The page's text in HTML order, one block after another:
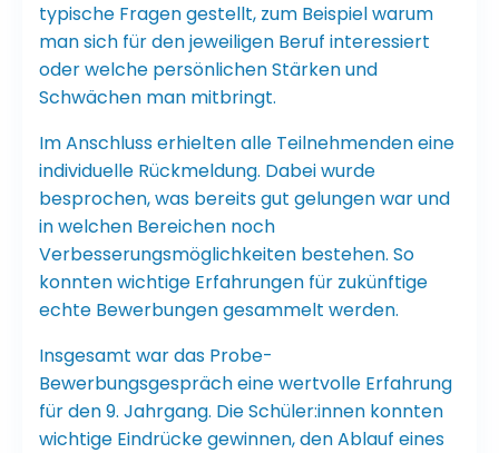
typische Fragen gestellt, zum Beispiel warum
man sich für den jeweiligen Beruf interessiert
oder welche persönlichen Stärken und
Schwächen man mitbringt.
Im Anschluss erhielten alle Teilnehmenden eine
individuelle Rückmeldung. Dabei wurde
besprochen, was bereits gut gelungen war und
in welchen Bereichen noch
Verbesserungsmöglichkeiten bestehen. So
konnten wichtige Erfahrungen für zukünftige
echte Bewerbungen gesammelt werden.
Insgesamt war das Probe-
Bewerbungsgespräch eine wertvolle Erfahrung
für den 9. Jahrgang. Die Schüler:innen konnten
wichtige Eindrücke gewinnen, den Ablauf eines